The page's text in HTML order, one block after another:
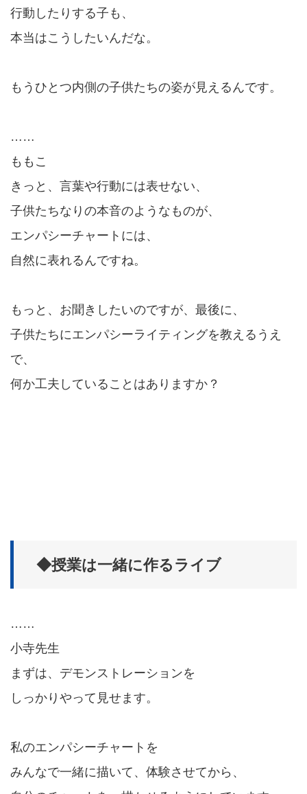
行動したりする子も、
本当はこうしたいんだな。
もうひとつ内側の子供たちの姿が見えるんです。
……
ももこ
きっと、言葉や行動には表せない、
子供たちなりの本音のようなものが、
エンパシーチャートには、
自然に表れるんですね。
もっと、お聞きしたいのですが、最後に、
子供たちにエンパシーライティングを教えるうえ
で、
何か工夫していることはありますか？
◆授業は一緒に作るライブ
……
小寺先生
まずは、デモンストレーションを
しっかりやって見せます。
私のエンパシーチャートを
みんなで一緒に描いて、体験させてから、